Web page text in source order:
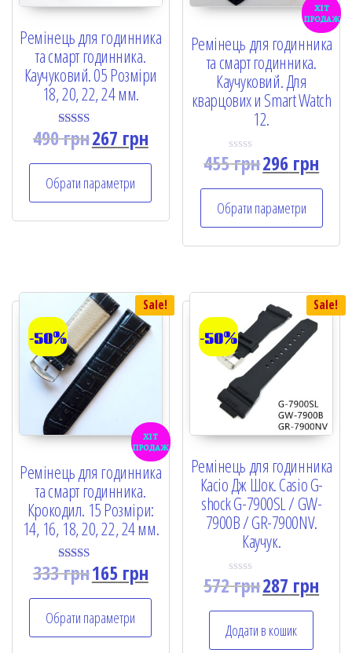
Ремінець для годинника
та смарт годинника.
Каучуковий. 05 Розміри
18, 20, 22, 24 мм.
Rated
5.00
490грн267 грн
Обрати параметри
хіт
продаж
Ремінець для годинника
та смарт годинника.
Каучуковий. Для
кварцових и Smart Watch
12.
R
d
0
o
u
5
455грн296 грн
Обрати параметри
Sale!
-50%
хіт
продаж
Ремінець для годинника
та смарт годинника.
Крокодил. 15 Розміри:
14, 16, 18, 20, 22, 24 мм.
Rated
5.00
333грн165грн
Обрати параметри
Sale!
-50%
Ремінець для годинника
Касіо Дж Шок. Casio G-
shock G-7900SL / GW-
7900B / GR-7900NV.
Каучук.
R
d
0
572грн287 грн
Додати в кошик